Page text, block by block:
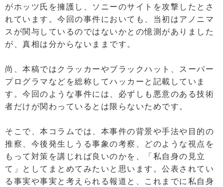
がホッツ氏を擁護し、ソニーのサイトを攻撃したとさ
れています。今回の事件においても、当初はアノニマ
スが関与しているのではないかとの憶測がありました
が、真相は分からないままです。
尚、本稿ではクラッカーやブラックハット、スーパー
プログラマなどを総称してハッカーと記載していま
す。今回のような事件には、必ずしも悪意のある技術
者だけが関わっているとは限らないためです。
そこで、本コラムでは、本事件の背景や手法や目的の
推察、今後発生しうる事象の考察、どのような視点を
もって対策を講じれば良いのかを、「私自身の見立
て」としてまとめてみたいと思います。公表されてい
る事実や事実と考えられる報道と、これまでに私自身